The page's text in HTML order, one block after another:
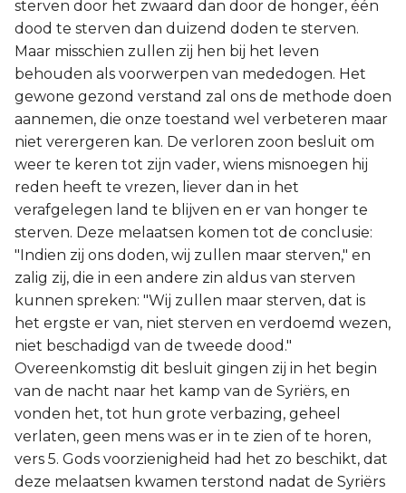
sterven door het zwaard dan door de honger, één
dood te sterven dan duizend doden te sterven.
Maar misschien zullen zij hen bij het leven
behouden als voorwerpen van mededogen. Het
gewone gezond verstand zal ons de methode doen
aannemen, die onze toestand wel verbeteren maar
niet verergeren kan. De verloren zoon besluit om
weer te keren tot zijn vader, wiens misnoegen hij
reden heeft te vrezen, liever dan in het
verafgelegen land te blijven en er van honger te
sterven. Deze melaatsen komen tot de conclusie:
"Indien zij ons doden, wij zullen maar sterven," en
zalig zij, die in een andere zin aldus van sterven
kunnen spreken: "Wij zullen maar sterven, dat is
het ergste er van, niet sterven en verdoemd wezen,
niet beschadigd van de tweede dood."
Overeenkomstig dit besluit gingen zij in het begin
van de nacht naar het kamp van de Syriërs, en
vonden het, tot hun grote verbazing, geheel
verlaten, geen mens was er in te zien of te horen,
vers 5. Gods voorzienigheid had het zo beschikt, dat
deze melaatsen kwamen terstond nadat de Syriërs